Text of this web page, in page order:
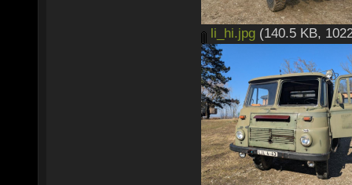
li_hi.jpg (140.5 KB,